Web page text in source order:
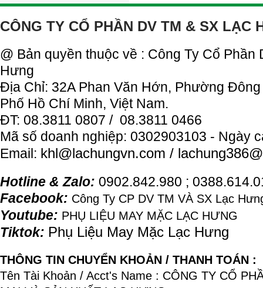
CÔNG TY CỔ PHẦN DV TM & SX LẠC
@ Bản quyền thuộc về : Công Ty Cổ Phần
Hưng
Địa Chỉ: 32A Phan Văn Hớn, Phường
Phố Hồ Chí Minh, Việt Nam.
ĐT: 08.3811 0807 / 08.3811 0466
Mã số doanh nghiệp: 0302903103 - Ngày
Email: khl@lachungvn.com /
Hotline & Zalo: 0902.842.980 ;
Facebook: Công Ty CP DV TM VÀ SX Lạc
Youtube: PHỤ LIỆU MAY MẶC LẠC HƯNG
Tiktok: Phụ Liệu May Mặc Lạc Hưng
THÔNG TIN CHUYỂN KHOẢN / THANH TOÁN :
Tên Tài Khoản / Acct's Name : CÔNG TY CỔ